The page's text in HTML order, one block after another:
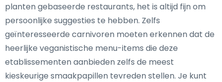
planten gebaseerde restaurants, het is altijd fijn om
persoonlijke suggesties te hebben. Zelfs
geïnteresseerde carnivoren moeten erkennen dat de
heerlijke veganistische menu-items die deze
etablissementen aanbieden zelfs de meest
kieskeurige smaakpapillen tevreden stellen. Je kunt